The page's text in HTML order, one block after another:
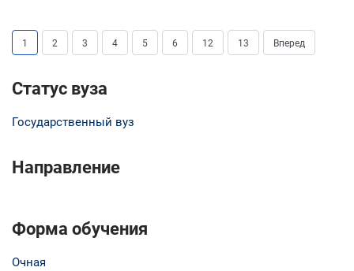
1 2 3 4 5 6 12 13 Вперед
Статус вуза
Государственный вуз
Направление
Форма обучения
Очная